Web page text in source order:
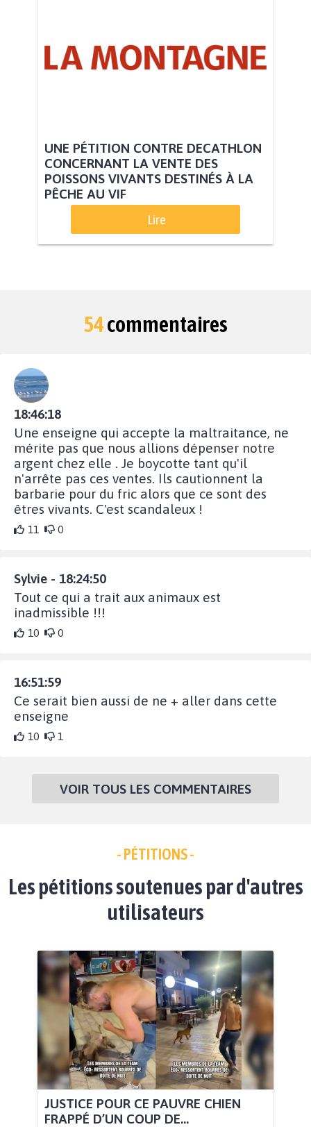
UNE PÉTITION CONTRE DECATHLON
CONCERNANT LA VENTE DES
POISSONS VIVANTS DESTINÉS À LA
PÊCHE AU VIF
Lire
54commentaires
18:46:18
Une enseigne qui accepte la maltraitance, ne
mérite pas que nous allions dépenser notre
argent chez elle . Je boycotte tant qu'il
n'arrête pas ces ventes. Ils cautionnent la
barbarie pour du fric alors que ce sont des
êtres vivants. C'est scandaleux !
11 0
Sylvie - 18:24:50
Tout ce qui a trait aux animaux est
inadmissible !!!
10 0
16:51:59
Ce serait bien aussi de ne + aller dans cette
enseigne
10 1
VOIR TOUS LES COMMENTAIRES
- PÉTITIONS -
Les pétitions soutenues par d'autres
utilisateurs
JUSTICE POUR CE PAUVRE CHIEN
FRAPPÉ D’UN COUP DE...